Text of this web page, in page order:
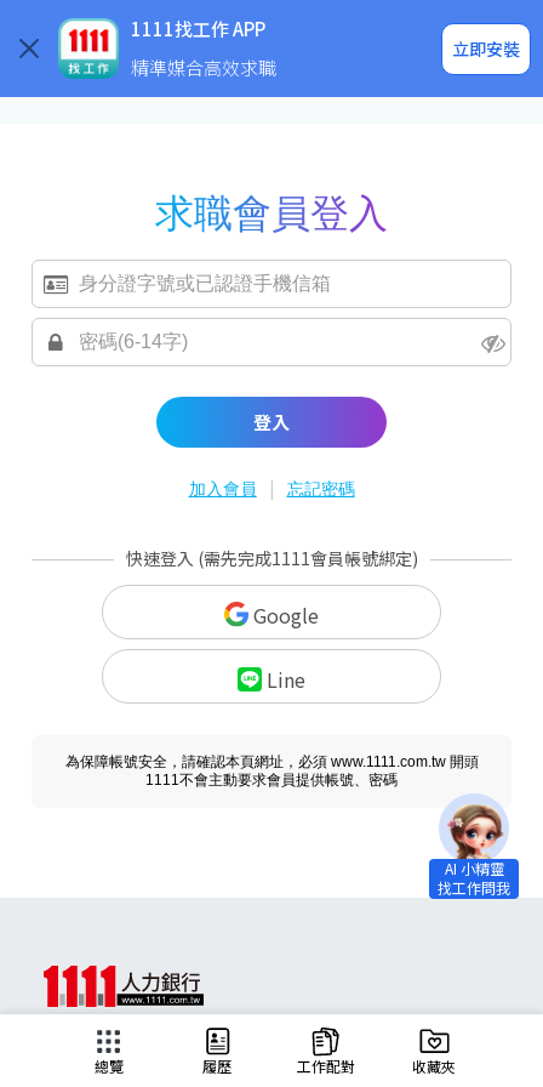
1111找工作 APP
精準媒合高效求職
立即安裝
企業求才
求職會員登入
登入
加入會員 | 忘記密碼
快速登入 (需先完成1111會員帳號綁定)
Google
Line
為保障帳號安全，請確認本頁網址，必須 www.1111.com.tw 開頭
1111不會主動要求會員提供帳號、密碼
總覽 履歷 工作配對 收藏夾